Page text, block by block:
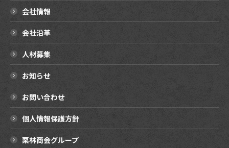
会社情報
会社沿革
人材募集
お知らせ
お問い合わせ
個人情報保護方針
栗林商会グループ